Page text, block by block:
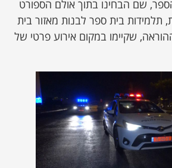
שם הבחינו בתוך אולם הספורט
300 נערות, תלמידות בית ספר לבנות מאזור בית
שקיימו במקום אירוע פרטי של